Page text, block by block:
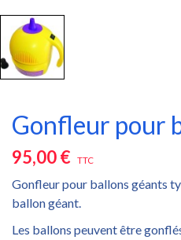
Gonfleur pour
95,00 € TTC
Gonfleur pour ballons géants
ballon géant.
Les ballons peuvent être